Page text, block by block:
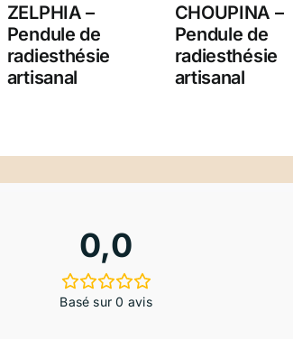
ZELPHIA –
Pendule de
radiesthésie
artisanal
CHOUPINA –
Pendule de
radiesthésie
artisanal
0,0
Basé sur 0 avis